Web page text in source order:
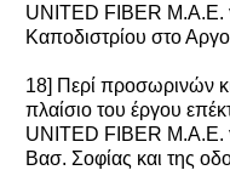
UNITED FIBER M.A.E.
Καποδιστρίου στο
18] Περί προσωρινών
πλαίσιο του έργου
UNITED FIBER M.A.E.
Βασ. Σοφίας και της